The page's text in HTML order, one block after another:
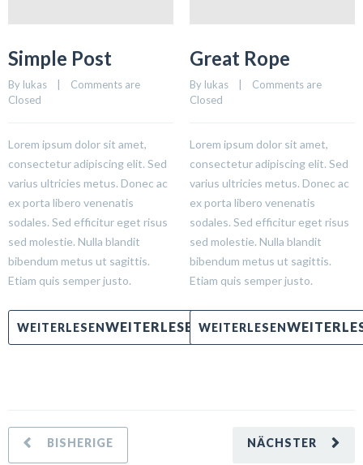
Simple Post
By lukas
Comments are
Closed
Lorem ipsum dolor sit amet,
consectetur adipiscing elit. Sed
varius ultricies metus. Donec ac
ex porta libero venenatis
sodales. Sed efficitur eget risus
sed molestie. Nulla blandit
bibendum metus ut sagittis.
Etiam quis semper justo.
WEITERLESEN
Great Rope
By lukas
Comments are
Closed
Lorem ipsum dolor sit amet,
consectetur adipiscing elit. Sed
varius ultricies metus. Donec ac
ex porta libero venenatis
sodales. Sed efficitur eget risus
sed molestie. Nulla blandit
bibendum metus ut sagittis.
Etiam quis semper justo.
WEITERLESEN